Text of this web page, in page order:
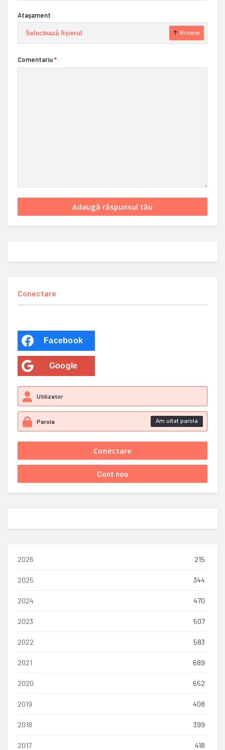
Ataşament
Selectează fișierul Browse
Comentariu*
Conectare
Facebook
Google
Am uitat parola
2026 215
2025 344
2024 470
2023 507
2022 583
2021 689
2020 652
2019 408
2018 399
2017 418